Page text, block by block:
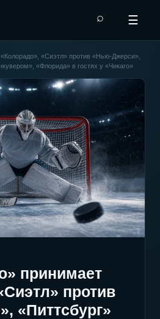
⌕ ☰
«Сиэтл» против «Нью-Джерси»,
«Флорида» в гостях у «Чикаго»
принимает
против
«Питтсбург»